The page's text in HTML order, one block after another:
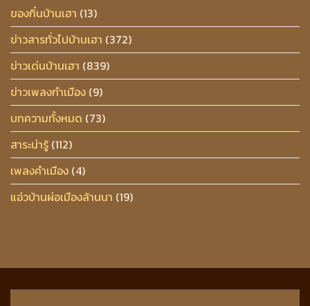
ของกิ๋นบ้านเฮา (13)
ข่าวสารทั่วไปบ้านเฮา (372)
ข่าวเด่นบ้านเฮา (839)
ข่าวเพลงกำเมือง (9)
บทความทั้งหมด (73)
สาระน่ารู้ (112)
เพลงคำเมือง (4)
แอ่วบ้านผ่อเมืองล้านนา (19)